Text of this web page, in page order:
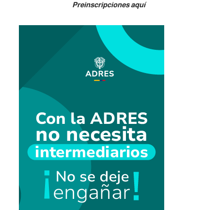
Preinscripciones aquí